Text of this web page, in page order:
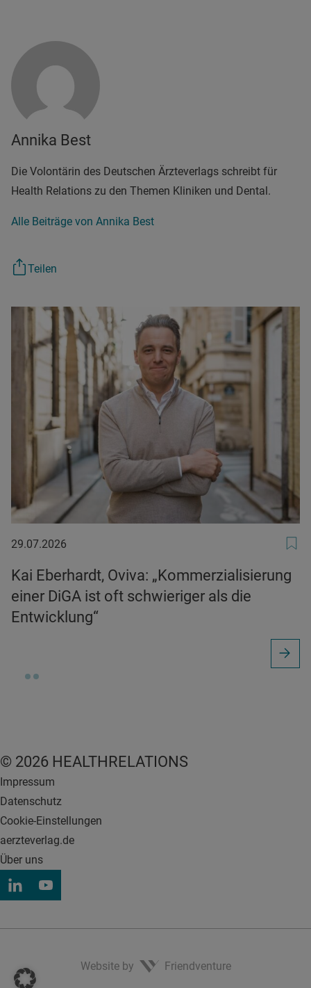
Annika Best
Die Volontärin des Deutschen Ärzteverlags schreibt für
Health Relations zu den Themen Kliniken und Dental.
Alle Beiträge von Annika Best
Teilen
29.07.2026
29.07.2026
Kai Eberhardt, Oviva: „Kommerzialisierung
einer DiGA ist oft schwieriger als die
Entwicklung“
© 2026 HEALTHRELATIONS
Impressum
Datenschutz
Cookie-Einstellungen
aerzteverlag.de
Über uns
Website by Friendventure